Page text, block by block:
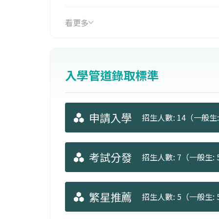
看更多
入學管道錄取標準
申請入學 招生人數: 14（一般生:
考試分發 招生人數: 7（一般生:
繁星推薦 招生人數: 5（一般生: 5